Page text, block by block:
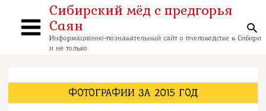
содержимому
Main
Сибирский мёд с предгорья
Саян
Информационно-познавательный сайт о пчеловодстве в Сибири
и не только
ФОТОГРАФИИ ЗА 2015 ГОД